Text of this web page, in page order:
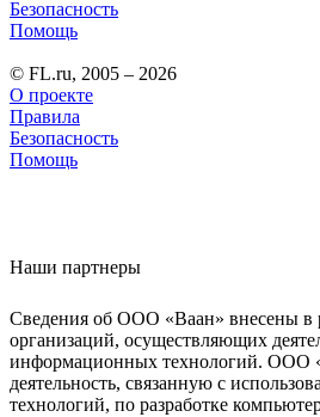
Безопасность
Помощь
© FL.ru, 2005 – 2026
О проекте
Правила
Безопасность
Помощь
Наши партнеры
Сведения об ООО «Ваан» внесены в
организаций, осуществляющих
информационных технологий. ООО
деятельность, связанную с
технологий, по разработке